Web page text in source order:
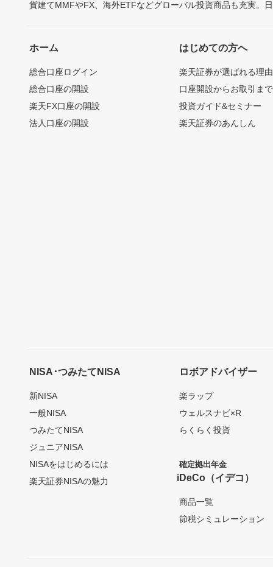
貨建てMMFやFX、海外ETFなどグローバル投資商品も充実。
ホーム
総合口座ログイン
総合口座の開設
楽天FX口座の開設
法人口座の開設
はじめての方へ
楽天証券が選ばれる理由
口座開設からお取引ま
投資ガイド&セミナー
楽天証券のあんしん
NISA･つみたてNISA
新NISA
一般NISA
つみたてNISA
ジュニアNISA
NISAをはじめるには
楽天証券NISAの魅力
ロボアドバイザー
楽ラップ
ウェルスナビ×R
らくらく投資
確定拠出年金
iDeCo（イデコ）
商品一覧
節税シミュレーション